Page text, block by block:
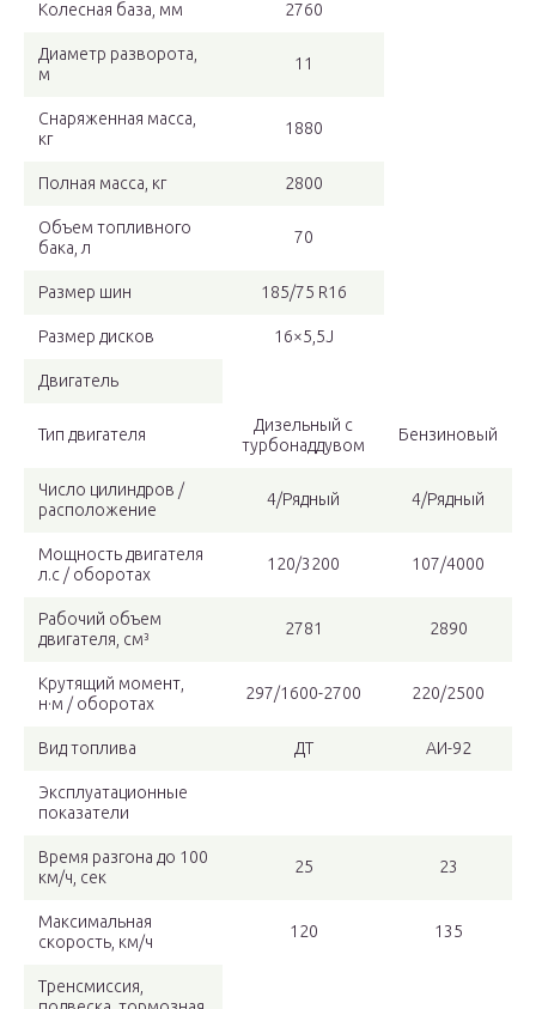
Колесная база, мм 2760
Диаметр разворота,
м
11
Снаряженная масса,
кг
1880
Полная масса, кг 2800
Объем топливного
бака, л
70
Размер шин 185/75 R16
Размер дисков 16×5,5J
Двигатель
Тип двигателя
Дизельный с
турбонаддувом
Бензиновый
Число цилиндров /
расположение
4/Рядный 4/Рядный
Мощность двигателя
л.с / оборотах
120/3200 107/4000
Рабочий объем
двигателя, см³
2781 2890
Крутящий момент,
н·м / оборотах
297/1600-2700 220/2500
Вид топлива ДТ АИ-92
Эксплуатационные
показатели
Время разгона до 100
км/ч, сек
25 23
Максимальная
скорость, км/ч
120 135
Тренсмиссия,